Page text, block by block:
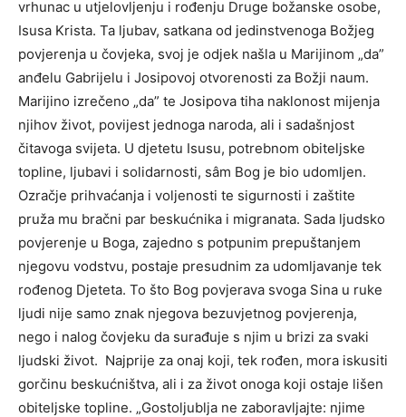
vrhunac u utjelovljenju i rođenju Druge božanske osobe,
Isusa Krista. Ta ljubav, satkana od jedinstvenoga Božjeg
povjerenja u čovjeka, svoj je odjek našla u Marijinom „da”
anđelu Gabrijelu i Josipovoj otvorenosti za Božji naum.
Marijino izrečeno „da” te Josipova tiha naklonost mijenja
njihov život, povijest jednoga naroda, ali i sadašnjost
čitavoga svijeta. U djetetu Isusu, potrebnom obiteljske
topline, ljubavi i solidarnosti, sâm Bog je bio udomljen.
Ozračje prihvaćanja i voljenosti te sigurnosti i zaštite
pruža mu bračni par beskućnika i migranata. Sada ljudsko
povjerenje u Boga, zajedno s potpunim prepuštanjem
njegovu vodstvu, postaje presudnim za udomljavanje tek
rođenog Djeteta. To što Bog povjerava svoga Sina u ruke
ljudi nije samo znak njegova bezuvjetnog povjerenja,
nego i nalog čovjeku da surađuje s njim u brizi za svaki
ljudski život. Najprije za onaj koji, tek rođen, mora iskusiti
gorčinu beskućništva, ali i za život onoga koji ostaje lišen
obiteljske topline. „Gostoljublja ne zaboravljajte: njime